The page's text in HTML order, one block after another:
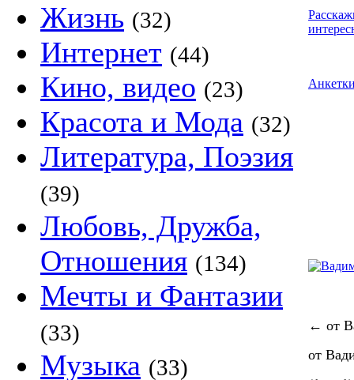
Жизнь (32)
Интернет (44)
Кино, видео (23)
Красота и Мода (32)
Литература, Поэзия
(39)
Любовь, Дружба,
Отношения (134)
Мечты и Фантазии
(33)
Музыка (33)
← от
от